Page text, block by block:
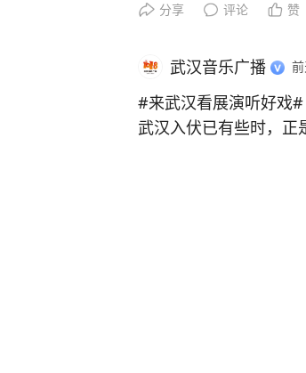
日避暑好去处。慢慢走
然。 #来武汉过周末#
分享 评论 赞
武汉音乐广播
#来武汉看展演听好戏#
武汉入伏已有些时，正